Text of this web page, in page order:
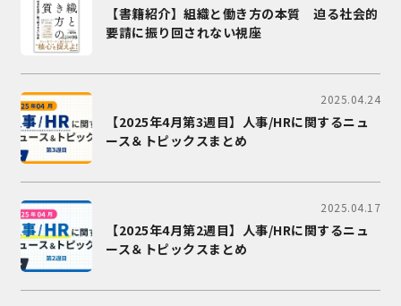
【書籍紹介】組織と働き方の本質 迫る社会的
要請に振り回されない視座
2025.04.24
【2025年4月第3週目】人事/HRに関するニュ
ース＆トピックスまとめ
2025.04.17
【2025年4月第2週目】人事/HRに関するニュ
ース＆トピックスまとめ